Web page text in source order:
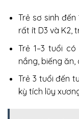
Trẻ sơ sinh
rất ít D3 và K2,
Trẻ 1–3 tuổi
nắng, biếng ăn,
Trẻ 3 tuổi đến
kỳ tích lũy